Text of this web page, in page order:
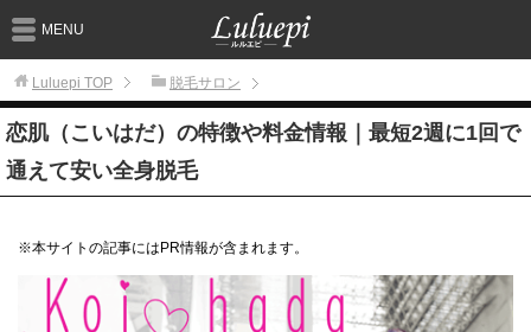
MENU
Luluepi TOP 脱毛サロン
恋肌（こいはだ）の特徴や料金情報｜最短2週に1回で
通えて安い全身脱毛
※本サイトの記事にはPR情報が含まれます。